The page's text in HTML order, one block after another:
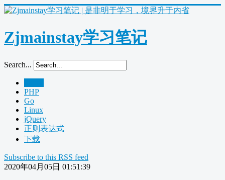
Zjmainstay学习笔记
Search...
PHP
Go
Linux
jQuery
正则表达式
下载
Subscribe to this RSS feed
2020年04月05日 01:51:39